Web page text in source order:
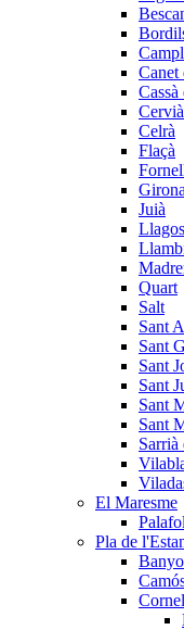
Cassà
Celrà
Flaçà
Girona
Juià
Quart
Salt
Sant
Sant
Sant
Sant
Sant
Sant
Sarrià
El Maresme
Pla de